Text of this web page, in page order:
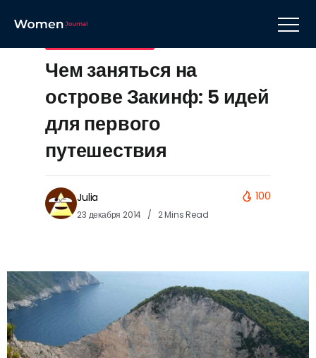
Чем заняться на
острове Закинф: 5 идей
для первого
путешествия
Julia
23 декабря 2014 2 Mins Read
100